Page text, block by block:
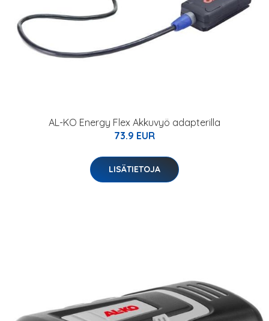
AL-KO Energy Flex Akkuvyö adapterilla
73.9 EUR
LISÄTIETOJA